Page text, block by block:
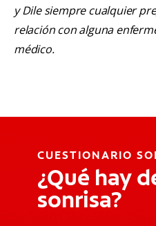
y Dile siempre cualquier
relación con alguna
médico.
CUESTIONARIO
¿Qué hay
sonrisa?